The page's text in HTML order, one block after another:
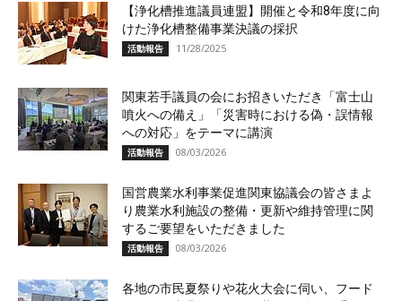
【浄化槽推進議員連盟】開催と令和8年度に向
けた浄化槽整備事業決議の採択
活動報告 11/28/2025
関東若手議員の会にお招きいただき「富士山
噴火への備え」「災害時における偽・誤情報
への対応」をテーマに講演
活動報告 08/03/2026
国営農業水利事業促進関東協議会の皆さまよ
り農業水利施設の整備・更新や維持管理に関
するご要望をいただきました
活動報告 08/03/2026
各地の市民夏祭りや花火大会に伺い、フード